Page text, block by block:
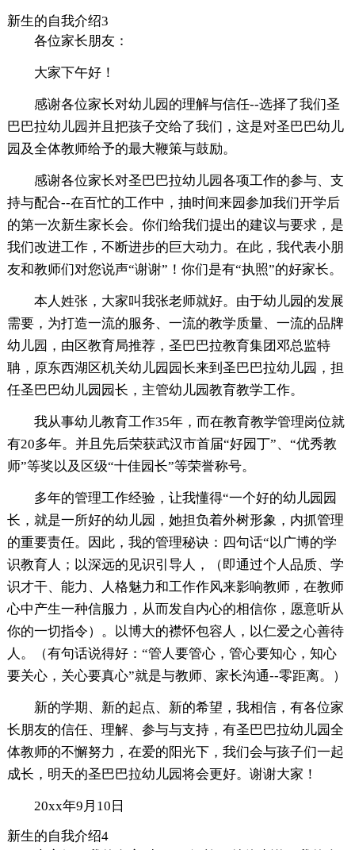
新生的自我介绍3
各位家长朋友：
大家下午好！
感谢各位家长对幼儿园的理解与信任--选择了我们圣
巴巴拉幼儿园并且把孩子交给了我们，这是对圣巴巴幼儿
园及全体教师给予的最大鞭策与鼓励。
感谢各位家长对圣巴巴拉幼儿园各项工作的参与、支
持与配合--在百忙的工作中，抽时间来园参加我们开学后
的第一次新生家长会。你们给我们提出的建议与要求，是
我们改进工作，不断进步的巨大动力。在此，我代表小朋
友和教师们对您说声“谢谢”！你们是有“执照”的好家长。
本人姓张，大家叫我张老师就好。由于幼儿园的发展
需要，为打造一流的服务、一流的教学质量、一流的品牌
幼儿园，由区教育局推荐，圣巴巴拉教育集团邓总监特
聃，原东西湖区机关幼儿园园长来到圣巴巴拉幼儿园，担
任圣巴巴幼儿园园长，主管幼儿园教育教学工作。
我从事幼儿教育工作35年，而在教育教学管理岗位就
有20多年。并且先后荣获武汉市首届“好园丁”、“优秀教
师”等奖以及区级“十佳园长”等荣誉称号。
多年的管理工作经验，让我懂得“一个好的幼儿园园
长，就是一所好的幼儿园，她担负着外树形象，内抓管理
的重要责任。因此，我的管理秘诀：四句话“以广博的学
识教育人；以深远的见识引导人，（即通过个人品质、学
识才干、能力、人格魅力和工作作风来影响教师，在教师
心中产生一种信服力，从而发自内心的相信你，愿意听从
你的一切指令）。以博大的襟怀包容人，以仁爱之心善待
人。（有句话说得好：“管人要管心，管心要知心，知心
要关心，关心要真心”就是与教师、家长沟通--零距离。）
新的学期、新的起点、新的希望，我相信，有各位家
长朋友的信任、理解、参与与支持，有圣巴巴拉幼儿园全
体教师的不懈努力，在爱的阳光下，我们会与孩子们一起
成长，明天的圣巴巴拉幼儿园将会更好。谢谢大家！
20xx年9月10日
新生的自我介绍4